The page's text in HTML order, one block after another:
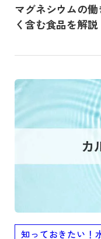
マグネシウムの
く含む食品を解説
知っておきたい！
記事を読む